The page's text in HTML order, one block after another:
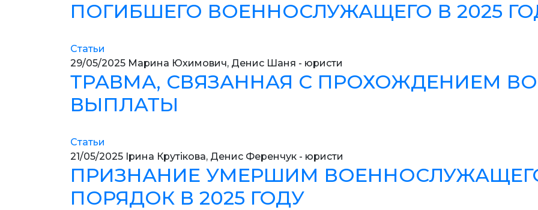
ПОГИБШЕГО ВОЕННОСЛУЖАЩЕГО В 2025
Статьи
29/05/2025 Марина Юхимович, Денис Шаня - юристи
ТРАВМА, СВЯЗАННАЯ С ПРОХОЖДЕНИЕМ
ВЫПЛАТЫ
Статьи
21/05/2025 Ірина Крутікова, Денис Ференчук - юристи
ПРИЗНАНИЕ УМЕРШИМ
ПОРЯДОК В 2025 ГОДУ